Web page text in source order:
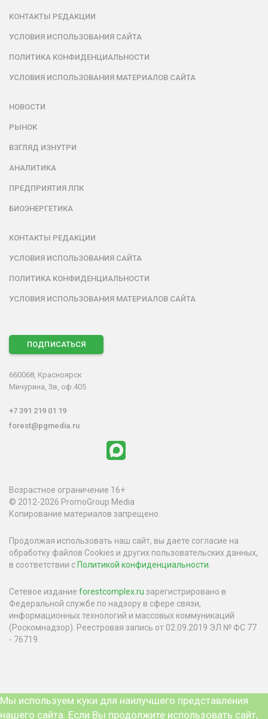
КОНТАКТЫ РЕДАКЦИИ
УСЛОВИЯ ИСПОЛЬЗОВАНИЯ САЙТА
ПОЛИТИКА КОНФИДЕНЦИАЛЬНОСТИ
УСЛОВИЯ ИСПОЛЬЗОВАНИЯ МАТЕРИАЛОВ САЙТА
НОВОСТИ
РЫНОК
ВЗГЛЯД ИЗНУТРИ
АНАЛИТИКА
ПРЕДПРИЯТИЯ ЛПК
БИОЭНЕРГЕТИКА
КОНТАКТЫ РЕДАКЦИИ
УСЛОВИЯ ИСПОЛЬЗОВАНИЯ САЙТА
ПОЛИТИКА КОНФИДЕНЦИАЛЬНОСТИ
УСЛОВИЯ ИСПОЛЬЗОВАНИЯ МАТЕРИАЛОВ САЙТА
ПОДПИСАТЬСЯ
660068, Красноярск
Мичурина, 3в, оф.405
+7 391 219 01 19
forest@pgmedia.ru
Возрастное ограничение 16+
© 2012-2026 PromoGroup Media
Копирование материалов запрещено.
Продолжая использовать наш сайт, вы даете согласие на
обработку файлов Cookies и других пользовательских данных,
в соответствии с Политикой конфиденциальности.
Сетевое издание forestcomplex.ru зарегистрировано в
Федеральной службе по надзору в сфере связи,
информационных технологий и массовых коммуникаций
(Роскомнадзор). Реестровая запись от 02.09.2019 ЭЛ № ФС 77
- 76719.
Мы используем куки для наилучшего представления
нашего сайта. Если Вы продолжите использовать сайт,